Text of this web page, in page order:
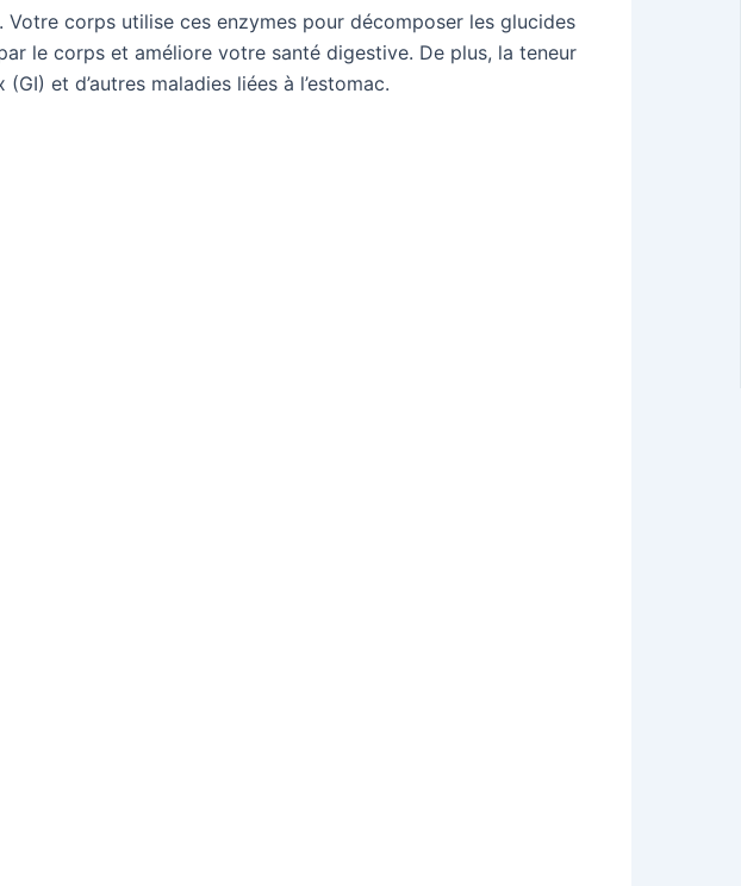
Votre corps utilise ces enzymes pour décomposer les glucides
le corps et améliore votre santé digestive. De plus, la teneur
et d’autres maladies liées à l’estomac.